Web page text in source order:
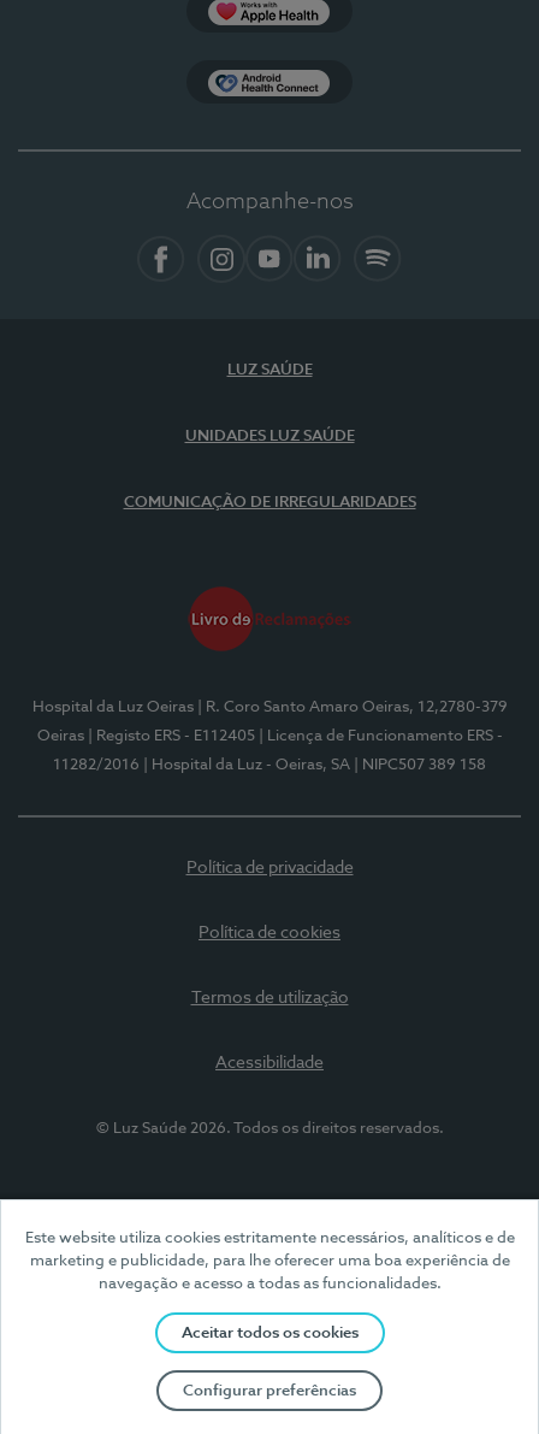
Este website utiliza cookies estritamente necessários, analíticos e de
marketing e publicidade, para lhe oferecer uma boa experiência de
navegação e acesso a todas as funcionalidades.
Aceitar todos os cookies
Configurar preferências
Acompanhe-nos
LUZ SAÚDE
UNIDADES LUZ SAÚDE
COMUNICAÇÃO DE IRREGULARIDADES
Hospital da Luz Oeiras
| R. Coro Santo Amaro Oeiras, 12,2780-379
Oeiras
| Registo ERS - E112405
| Licença de Funcionamento ERS -
11282/2016
| Hospital da Luz - Oeiras, SA | NIPC507 389 158
Política de privacidade
Política de cookies
Termos de utilização
Acessibilidade
© Luz Saúde 2026. Todos os direitos reservados.